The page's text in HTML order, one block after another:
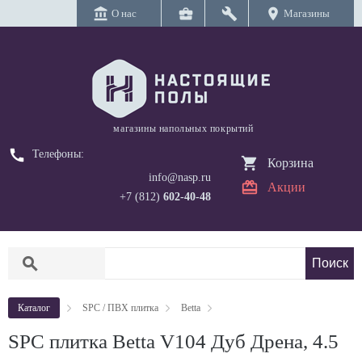
account_balance О нас business_center build location_on Магазины
магазины напольных покрытий
call
Телефоны:
info@nasp.ru
+7 (812) 602-40-48
Корзина
Акции
search
Каталог SPC / ПВХ плитка Betta
SPC плитка Betta V104 Дуб Дрена, 4.5